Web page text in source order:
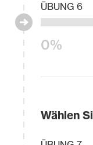
0%
ÜBUNG 6
Wählen